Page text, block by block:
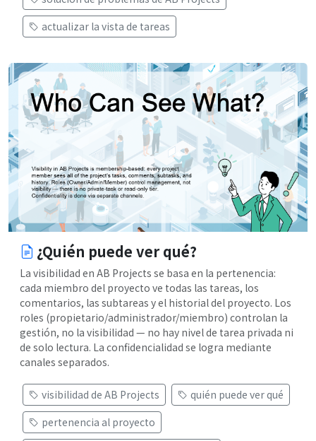
actualizar la vista de tareas
¿Quién puede ver qué?
La visibilidad en AB Projects se basa en la pertenencia:
cada miembro del proyecto ve todas las tareas, los
comentarios, las subtareas y el historial del proyecto. Los
roles (propietario/administrador/miembro) controlan la
gestión, no la visibilidad — no hay nivel de tarea privada ni
de solo lectura. La confidencialidad se logra mediante
canales separados.
visibilidad de AB Projects
quién puede ver qué
pertenencia al proyecto